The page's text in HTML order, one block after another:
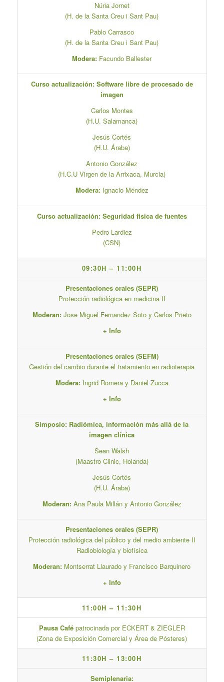
Núria Jornet
(H. de la Santa Creu i Sant Pau)
Pablo Carrasco
(H. de la Santa Creu i Sant Pau)
Modera: Facundo Ballester
Curso actualización: Software libre de procesado de
imagen
Carlos Montes
(H.U. Salamanca)
Jesús Cortés
(H.U. Áraba)
Antonio González
(H.C.U Virgen de la Arrixaca, Murcia)
Modera:Ignacio Méndez
Curso actualización: Seguridad física de fuentes
Pedro Lardiez
(CSN)
09:30H – 11:00H
Presentaciones orales (SEPR)
Protección radiológica en medicina II
Moderan:Jose Miguel Fernandez Soto y Carlos Prieto
+ Info
Presentaciones orales (SEFM)
Gestión del cambio durante el tratamiento en radioterapia
Modera:Ingrid Romera y Daniel Zucca
+ Info
Simposio: Radiómica, información más allá de la
imagen clínica
Sean Walsh
(Maastro Clinic, Holanda)
Jesús Cortés
(H.U. Áraba)
Moderan:Ana Paula Millán y Antonio González
Presentaciones orales (SEPR)
Protección radiológica del público y del medio ambiente II
Radiobiología y biofísica
Moderan: Montserrat Llaurado y Francisco Barquinero
+ Info
11:00H – 11:30H
Pausa Cafépatrocinada por ECKERT & ZIEGLER
(Zona de Exposición Comercial y Área de Pósteres)
11:30H – 13:00H
Semiplenaria: